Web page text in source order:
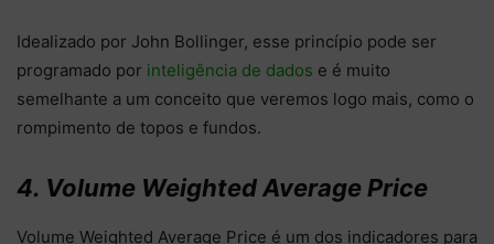
Idealizado por John Bollinger, esse princípio pode ser
programado por inteligência de dados e é muito
semelhante a um conceito que veremos logo mais, como o
rompimento de topos e fundos.
4. Volume Weighted Average Price
Volume Weighted Average Price é um dos indicadores para